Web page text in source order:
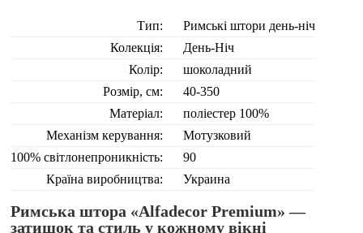
Тип:
Римські штори день-ніч
Колекція:
День-Ніч
Колір:
шоколадний
Розмір, см:
40-350
Матеріал:
поліестер 100%
Механізм керування:
Мотузковий
100% світлонепроникність:
90
Країна виробництва:
Украина
Римська штора «Alfadecor Premium» —
затишок та стиль у кожному вікні